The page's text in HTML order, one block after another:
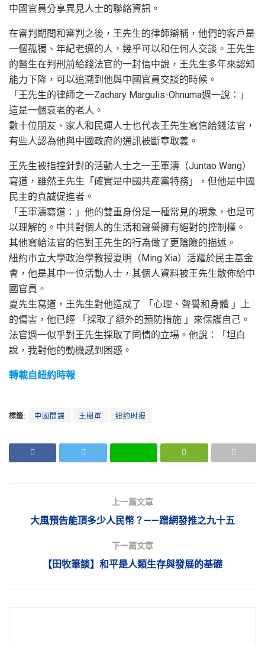
中國官員分享異見人士的聯絡資訊。
在審判期間和審判之後，王先生的律師辯稱，他們的客戶是
一個孤獨、年紀老邁的人，幾乎可以和任何人交談。王先生
的醫生在判刑前給錢法官的一封信中說，王先生多年來認知
能力下降，可以追溯到他與中國官員交談的時候。
「王先生的律師之一Zachary Margulis-Ohnuma週一說：」
這是一個衰老的老人。
數十位朋友、家人和民運人士也代表王先生寫信給錢法官，
有些人認為他與中國政府的通訊被斷章取義。
王先生被指控針對的活動人士之一王軍濤（Juntao Wang）
寫道，雖然王先生「確實是中國共產黨特務」，但他是中國
民主的真誠促進者。
「王軍濤寫道：」他的雙重身份是一種常見的現象，也是可
以理解的。中共對個人的生活和聲譽擁有絕對的控制權。
其他寫給法官的信對王先生的行為做了更陰險的描述。
紐約市立大學政治學教授夏明（Ming Xia）活躍於民主基金
會，他是其中一位活動人士，其個人資料被王先生散佈給中
國官員。
夏先生寫道，王先生對他造成了 「心理、聲譽和身體 」上
的傷害，他已經 「採取了額外的預防措施 」來保護自己。
法官週一似乎對王先生採取了同情的立場。他說：「坦白
說，我對他的動機感到困惑。
轉載自紐約時報
標籤: 中國間諜 王樹軍 纽约时报
上一篇文章
大風預告能頂多少人民幣？——蹭網發推之九十五
下一篇文章
【田牧筆談】和平是人類生存與發展的基礎